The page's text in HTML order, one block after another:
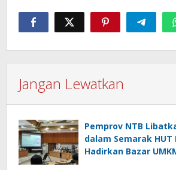
Jangan Lewatkan
Pemprov NTB
dalam Semarak HUT
Hadirkan Bazar